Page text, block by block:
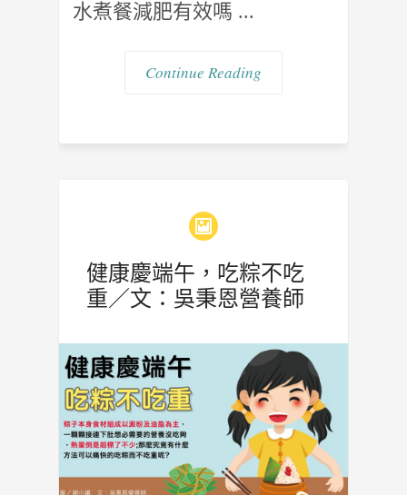
水煮餐減肥有效嗎 ...
Continue Reading
健康慶端午，吃粽不吃
重／文：吳秉恩營養師